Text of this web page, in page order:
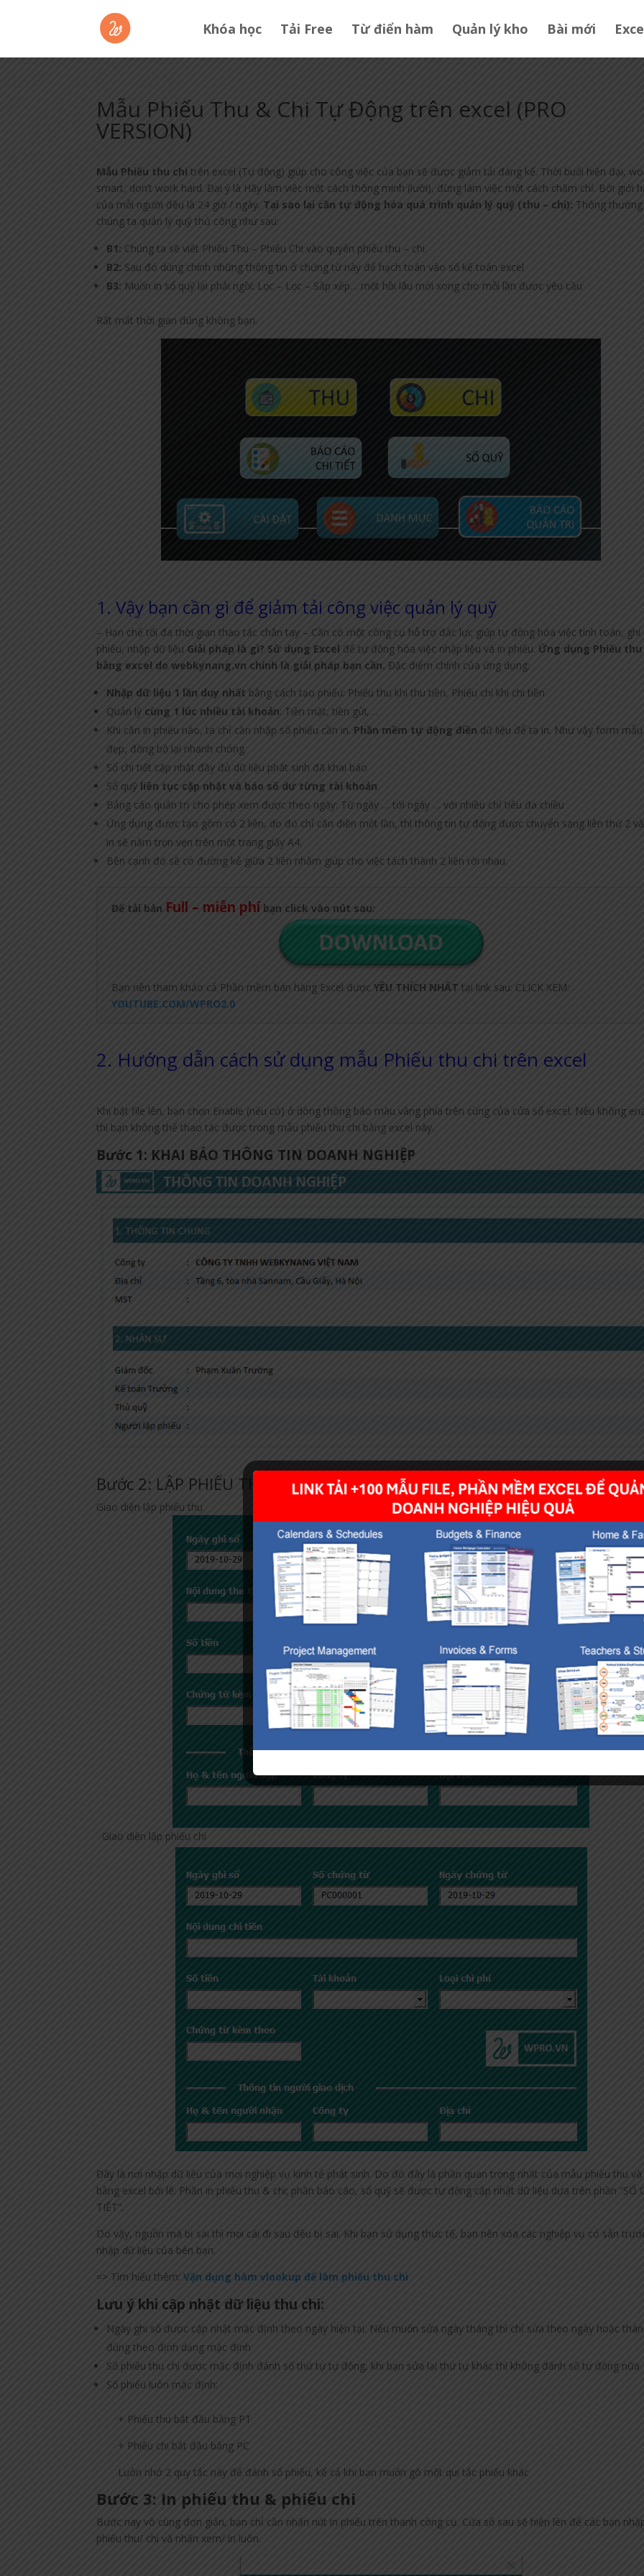
Khóa học Tải Free Từ điển hàm Quản lý kho Bài mới
Mẫu Phiếu Thu & Chi Tự Động trên excel (PRO
VERSION)
Mẫu Phiếu thu chitrên excel (Tự động) giúp cho công việc của bạn sẽ được giảm tải đáng kể. Thời buổi hiện đại,
smart, don’t work hard. Đại ý là Hãy làm việc một cách thông minh (lười), đừng làm việc một cách chăm chỉ. Bởi giới
của mỗi người đều là 24 giờ / ngày. Tại sao lại cần tự động hóa quá trình quản lý quỹ (thu – chi): Thông thường
chúng ta quản lý quỹ thủ công như sau:
B1: Chúng ta sẽ viết Phiếu Thu – Phiếu Chi vào quyển phiếu thu – chi.
B2: Sau đó dùng chính những thông tin ở chứng từ này để hạch toán vào sổ kế toán excel
B3: Muốn in sổ quỹ lại phải ngồi: Lọc – Lọc – Sắp xếp… một hồi lâu mới xong cho mỗi lần được yêu cầu
Rất mất thời gian đúng không bạn.
1. Vậy bạn cần gì để giảm tải công việc quản lý quỹ
– Hạn chế tối đa thời gian thao tác chân tay – Cần có một công cụ hỗ trợ đắc lực giúp tự động hóa việc tính toán, ghi
phiếu, nhập dữ liệu Giải pháp là gì? Sử dụng Excel để tự động hóa việc nhập liệu và in phiếu. Ứng dụng Phiếu
bằng excel do webkynang.vn chính là giải pháp bạn cần. Đặc điểm chính của ứng dụng:
Nhập dữ liệu 1 lần duy nhất bằng cách tạo phiếu: Phiếu thu khi thu tiền, Phiếu chi khi chi tiền
Quản lý cùng 1 lúc nhiều tài khoản: Tiền mặt, tiền gửi,…
Khi cần in phiếu nào, ta chỉ cần nhập số phiếu cần in. Phần mềm tự động điền dữ liệu để ta in. Như vậy form
đẹp, đồng bộ lại nhanh chóng.
Sổ chi tiết cập nhật đầy đủ dữ liệu phát sinh đã khai báo
Sổ quỹ liên tục cập nhật và báo số dư từng tài khoản
Bảng cáo quản trị cho phép xem được theo ngày: Từ ngày … tới ngày … với nhiều chỉ tiêu đa chiều
Ứng dụng được tạo gồm có 2 liên, do đó chỉ cần điền một lần, thì thông tin tự động được chuyển sang liên thứ 2
in sẽ nằm trọn vẹn trên một trang giấy A4.
Bên cạnh đó sẽ có đường kẻ giữa 2 liên nhằm giúp cho việc tách thành 2 liên rời nhau.
Để tải bản Full – miễn phí bạn click vào nút sau:
Bạn nên tham khảo cả Phần mềm bán hàng Excel đượcYÊU THÍCH NHẤT tại link sau: CLICK XEM:
YOUTUBE.COM/WPRO2.0
2. Hướng dẫn cách sử dụng mẫu Phiếu thu chi trên excel
Khi bật file lên, bạn chọn Enable (nếu có) ở dòng thông báo màu vàng phía trên cùng của cửa sổ excel. Nếu không
thì bạn không thể thao tác được trong mẫu phiếu thu chi bằng excel này.
Bước 1: KHAI BÁO THÔNG TIN DOANH NGHIỆP
Bước 2: LẬP PHIẾU THU/ CHI
Giao diện lập phiếu thu
Giao diện lập phiếu chi
Đây là nơi nhập dữ liệu của mọi nghiệp vụ kinh tế phát sinh. Do đó đây là phần quan trọng nhất của mẫu phiếu thu
bằng excel bởi lẽ: Phần in phiếu thu & chi; phần báo cáo, sổ quỹ sẽ được tự động cập nhật dữ liệu dựa trên phần “SỔ
TIẾT”.
Do vậy, nguồn mà bị sai thì mọi cái đi sau đều bị sai. Khi bạn sử dụng thực tế, bạn nên xóa các nghiệp vụ có sẵn
nhập dữ liệu của bên bạn.
=> Tìm hiểu thêm:Vận dụng hàm vlookup để làm phiếu thu chi
Lưu ý khi cập nhật dữ liệu thu chi:
Ngày ghi sổ được cập nhật mặc định theo ngày hiện tại. Nếu muốn sửa ngày tháng thì chỉ sửa theo ngày hoặc
đúng theo định dạng mặc định
Số phiếu thu chi được mặc định đánh số thứ tự tự động, khi bạn sửa lại thứ tự khác thì không đánh số tự động nữa
Số phiếu luôn mặc định:
+ Phiếu thu bắt đầu bằng PT
+ Phiếu chi bắt đầu bằng PC
Luôn nhớ 2 quy tắc này để đánh số phiếu, kể cả khi bạn muốn gõ một qui tắc phiếu khác
Bước 3: In phiếu thu & phiếu chi
Bước nay vô cùng đơn giản, bạn chỉ cần nhấn nút in phiếu trên thanh công cụ. Cửa sổ sau sẽ hiện lên để các bạn
phiếu thu/ chi và nhấn xem/ in luôn.